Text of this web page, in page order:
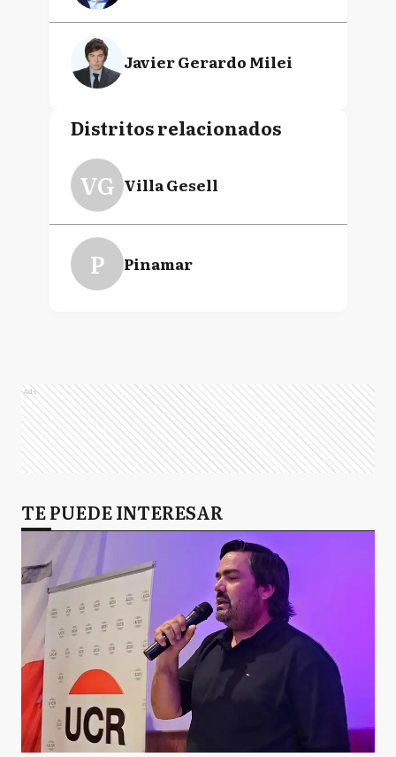
Javier Gerardo Milei
Distritos relacionados
VG Villa Gesell
P Pinamar
Ads
TE PUEDE INTERESAR